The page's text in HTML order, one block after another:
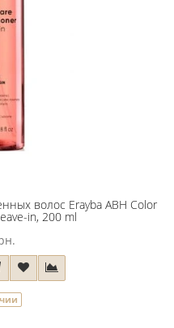
волос Erayba ABH Color
in, 200 ml